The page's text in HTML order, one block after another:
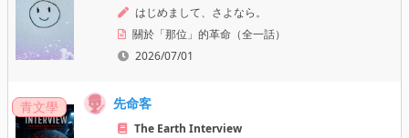
はじめまして、さよなら。
關於「那位」的革命（全一話）
2026/07/01
青文學 先命客
The Earth Interview